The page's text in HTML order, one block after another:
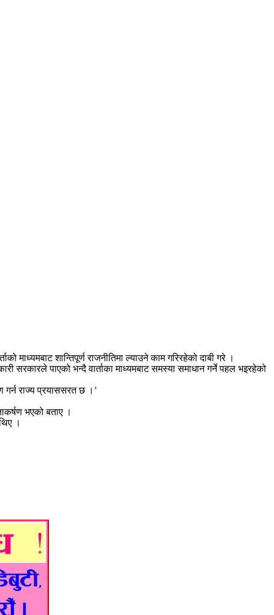
शान्तिपूर्ण राजनीतिमा ल्याउने काम गरिरहेको दाबी गरे ।
सरकारले पाएको भन्दै वार्ताका माध्यमबाट समस्या समाधान गर्ने पहल भइरहेको
गर्न राज्य प्रयाससरत छ ।’
भएको बताए ।
।